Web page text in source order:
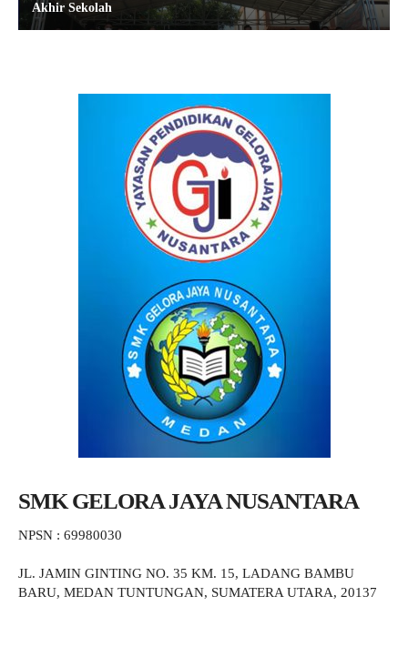
Akhir Sekolah
SMK GELORA JAYA NUSANTARA
NPSN : 69980030
JL. JAMIN GINTING NO. 35 KM. 15, LADANG BAMBU
BARU, MEDAN TUNTUNGAN, SUMATERA UTARA, 20137